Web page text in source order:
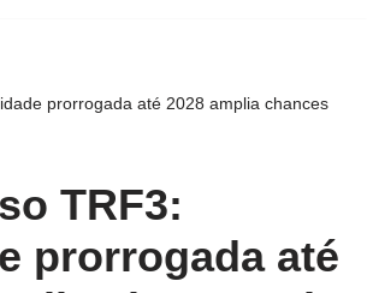
prorrogada até 2028 amplia chances
TRF3:
prorrogada até